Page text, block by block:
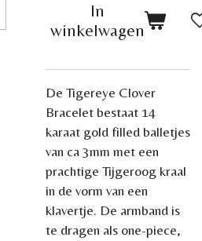
In
winkelwagen
De Tigereye Clover
Bracelet bestaat 14
karaat gold filled balletjes
van ca 3mm met een
prachtige Tijgeroog kraal
in de vorm van een
klavertje. De armband is
te dragen als one-piece,